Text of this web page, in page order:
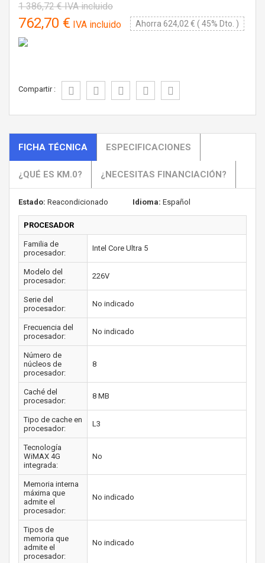
1 386,72 €IVA incluido
762,70 € IVA incluido Ahorra 624,02 € ( 45% Dto. )
Compartir :
FICHA TÉCNICA ESPECIFICACIONES
¿QUÉ ES KM.0? ¿NECESITAS FINANCIACIÓN?
Estado: Reacondicionado Idioma: Español
PROCESADOR
Familia de
procesador:
Intel Core Ultra 5
Modelo del
procesador:
226V
Serie del
procesador:
No indicado
Frecuencia del
procesador:
No indicado
Número de
núcleos de
procesador:
8
Caché del
procesador:
8 MB
Tipo de cache en
procesador:
L3
Tecnología
WiMAX 4G
integrada:
No
Memoria interna
máxima que
admite el
procesador:
No indicado
Tipos de
memoria que
admite el
procesador:
No indicado